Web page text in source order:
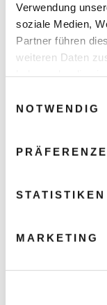
Verwendung
soziale Medien,
Partner führen
weiteren Daten
NOTWENDIG
STATISTIKEN
MARKETING